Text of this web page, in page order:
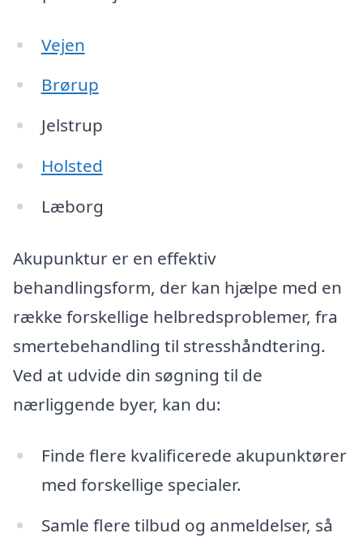
Vejen
Brørup
Jelstrup
Holsted
Læborg
Akupunktur er en effektiv
behandlingsform, der kan hjælpe med en
række forskellige helbredsproblemer, fra
smertebehandling til stresshåndtering.
Ved at udvide din søgning til de
nærliggende byer, kan du:
Finde flere kvalificerede akupunktører
med forskellige specialer.
Samle flere tilbud og anmeldelser, så